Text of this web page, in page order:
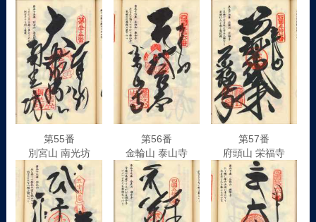
第55番
別宮山 南光坊
第56番
金輪山 泰山寺
第57番
府頭山 栄福寺